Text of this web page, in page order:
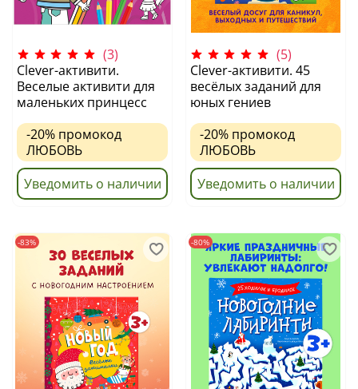
(3)
Clever-активити.
Веселые активити для
маленьких принцесс
-20% промокод
ЛЮБОВЬ
Уведомить о наличии
(5)
Clever-активити. 45
весёлых заданий для
юных гениев
-20% промокод
ЛЮБОВЬ
Уведомить о наличии
-83% -80%